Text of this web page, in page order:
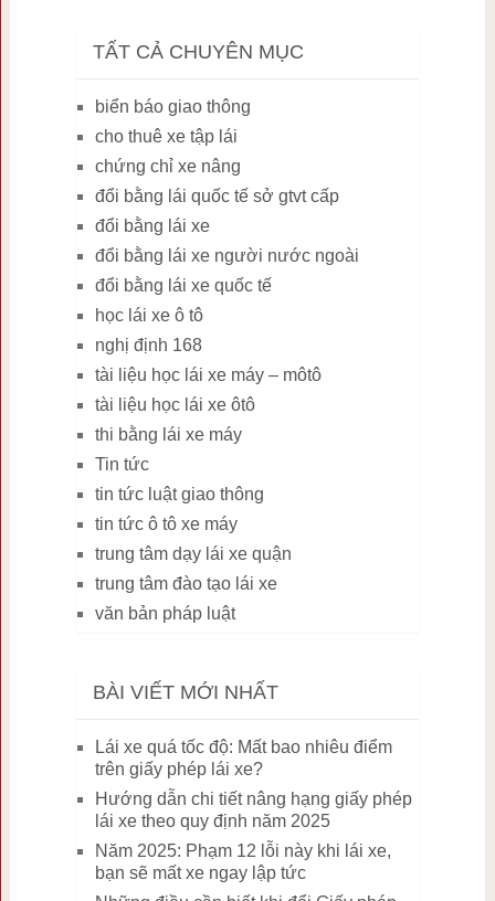
TẤT CẢ CHUYÊN MỤC
biển báo giao thông
cho thuê xe tập lái
chứng chỉ xe nâng
đổi bằng lái quốc tế sở gtvt cấp
đổi bằng lái xe
đổi bằng lái xe người nước ngoài
đổi bằng lái xe quốc tế
học lái xe ô tô
nghị định 168
tài liệu học lái xe máy – môtô
tài liệu học lái xe ôtô
thi bằng lái xe máy
Tin tức
tin tức luật giao thông
tin tức ô tô xe máy
trung tâm dạy lái xe quận
trung tâm đào tạo lái xe
văn bản pháp luật
BÀI VIẾT MỚI NHẤT
Lái xe quá tốc độ: Mất bao nhiêu điểm
trên giấy phép lái xe?
Hướng dẫn chi tiết nâng hạng giấy phép
lái xe theo quy định năm 2025
Năm 2025: Phạm 12 lỗi này khi lái xe,
bạn sẽ mất xe ngay lập tức